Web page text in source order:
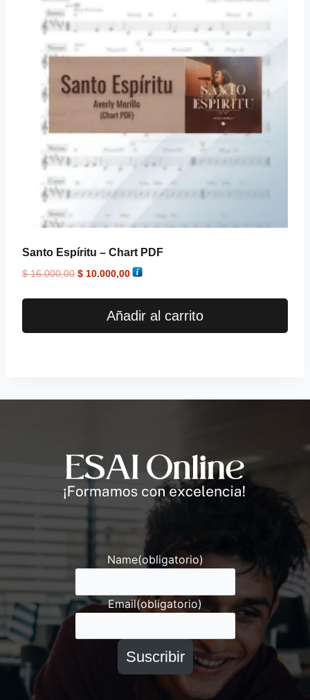
Santo Espíritu – Chart PDF
$16.000,00 $ 10.000,00
Añadir al carrito
Name(obligatorio)
Email(obligatorio)
Suscribir